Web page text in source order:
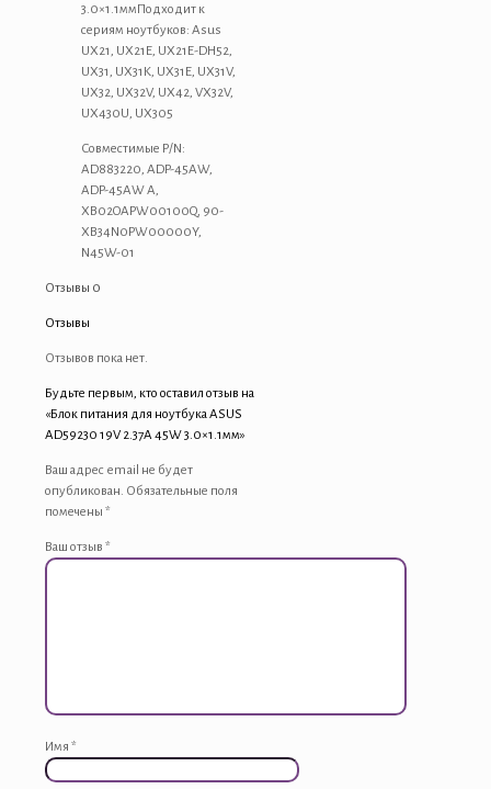
3.0×1.1ммПодходит к
сериям ноутбуков: Asus
UX21, UX21E, UX21E-DH52,
UX31, UX31K, UX31E, UX31V,
UX32, UX32V, UX42, VX32V,
UX430U, UX305
Совместимые P/N:
AD883220, ADP-45AW,
ADP-45AW A,
XB02OAPW00100Q, 90-
XB34N0PW00000Y,
N45W-01
Отзывы 0
Отзывы
Отзывов пока нет.
Будьте первым, кто оставил отзыв на
«Блок питания для ноутбука ASUS
AD59230 19V 2.37A 45W 3.0×1.1мм»
Ваш адрес email не будет
опубликован. Обязательные поля
помечены *
Ваш отзыв *
Имя *